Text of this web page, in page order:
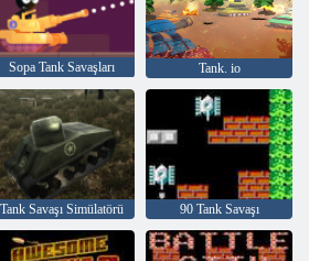
Sopa Tank Savaşları Tank. io
Tank Savaşı Simülatörü 90 Tank Savaşı